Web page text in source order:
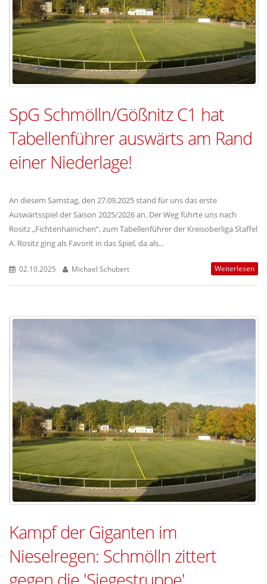
SpG Schmölln/Gößnitz C1 hat
Tabellenführer auswärts am Rand
einer Niederlage!
An diesem Samstag, den 27.09.2025 stand für uns das erste
Auswärtsspiel der Saison 2025/2026 an. Der Weg führte uns nach
Rositz „Fichtenhainichen“, zum Tabellenführer der Kreisoberliga Staffel
A. Rositz ging als Favorit in das Spiel, da als...
02.10.2025 Michael Schubert Weiterlesen
Kampf der Giganten im
Nieselregen: Schmölln zittert